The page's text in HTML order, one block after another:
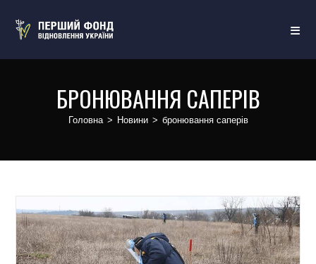
БРОНЮВАННЯ САПЕРІВ
Головна > Новини > бронювання саперів